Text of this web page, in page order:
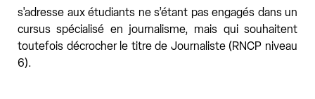
s'adresse aux étudiants ne s’étant pas engagés dans un
cursus spécialisé en journalisme, mais qui souhaitent
toutefois décrocher le titre de Journaliste (RNCP niveau
6).